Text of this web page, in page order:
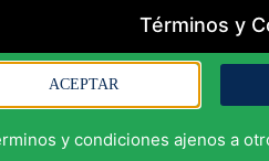
Términos y
ACEPTAR
y condiciones ajenos a